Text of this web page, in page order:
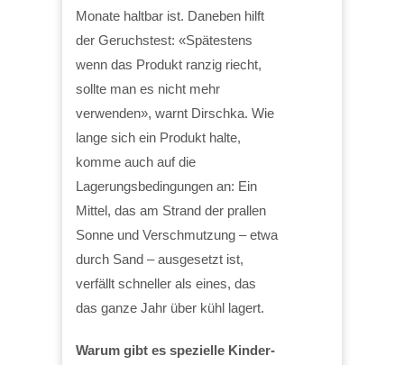
Monate haltbar ist. Daneben hilft
der Geruchstest: «Spätestens
wenn das Produkt ranzig riecht,
sollte man es nicht mehr
verwenden», warnt Dirschka. Wie
lange sich ein Produkt halte,
komme auch auf die
Lagerungsbedingungen an: Ein
Mittel, das am Strand der prallen
Sonne und Verschmutzung – etwa
durch Sand – ausgesetzt ist,
verfällt schneller als eines, das
das ganze Jahr über kühl lagert.
Warum gibt es spezielle Kinder-